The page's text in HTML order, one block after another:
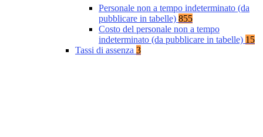
Personale non a tempo indeterminato (da
pubblicare in tabelle) 855
Costo del personale non a tempo
indeterminato (da pubblicare in tabelle) 15
Tassi di assenza 3